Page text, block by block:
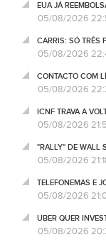
EUA JÁ
05/08/2026
CARRIS: SÓ TRÊS
05/08/2026
CONTACTO COM
05/08/2026
ICNF TRAVA A
05/08/2026
"RALLY" DE WALL
05/08/2026
TELEFONEMAS E
05/08/2026
UBER QUER
05/08/2026